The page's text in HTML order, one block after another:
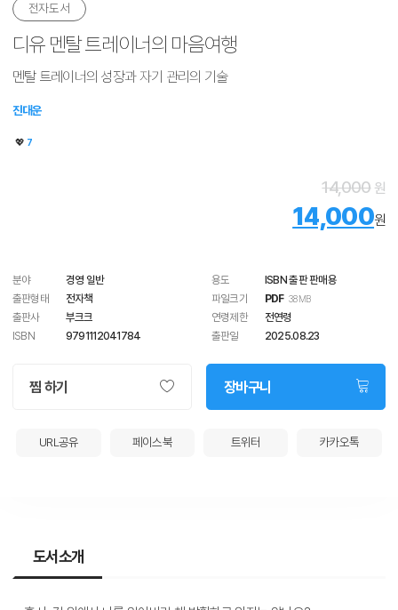
전자도서
디유 멘탈 트레이너의 마음여행
멘탈 트레이너의 성장과 자기 관리의 기술
진대운
💖 7
14,000 원
14,000원
분야 경영 일반 용도
ISBN 출판 판매용
출판형태
전자책 파일크기 PDF 3.8 MB
출판사 부크크 연령제한
전연령
ISBN
9791112041784 출판일 2025.08.23
찜 하기 장바구니
URL공유 페이스북 트위터 카카오톡
도서소개